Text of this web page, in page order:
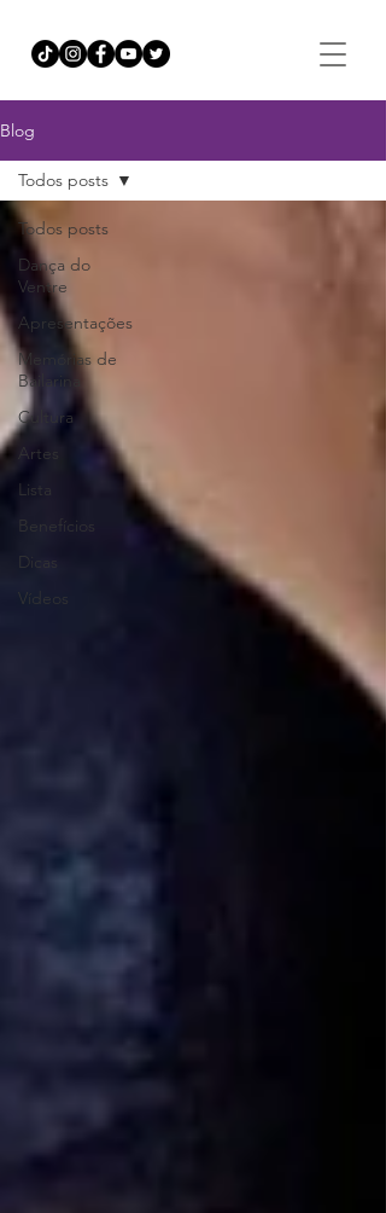
Blog
Todos posts
Dança do
Ventre
Apresentações
Memórias de
Bailarina
Cultura
Artes
Lista
Benefícios
Dicas
Vídeos
Todos posts